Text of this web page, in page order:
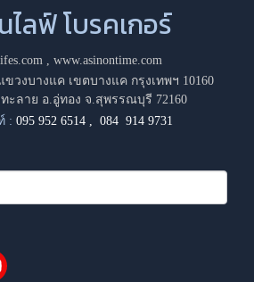
ไลฟ์ โบรคเกอร์
, www.asinontime.com
ขวงบางแค เขตบางแค กรุงเทพฯ 10160
ะลาย อ.อู่ทอง จ.สุพรรณบุรี 72160
: 095 952 6514 ,084 914 9731